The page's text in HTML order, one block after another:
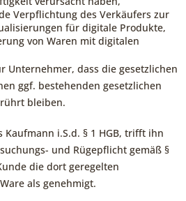
Verpflichtung des Verkäufers zur
für digitale Produkte,
von Waren mit digitalen
Unternehmer, dass die gesetzlichen
ggf. bestehenden gesetzlichen
bleiben.
Kaufmann i.S.d. § 1 HGB, trifft ihn
und Rügepflicht gemäß §
die dort geregelten
als genehmigt.